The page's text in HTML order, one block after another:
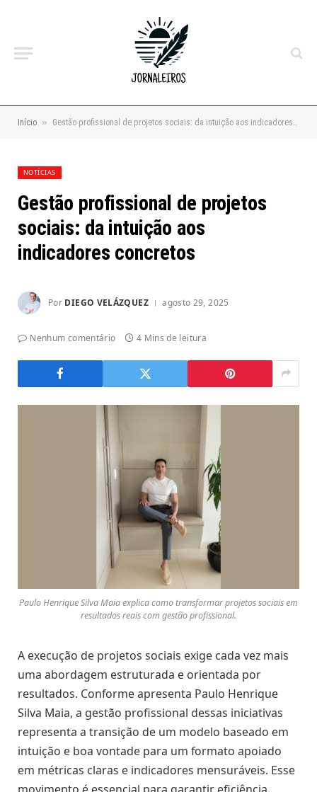
Início » Gestão profissional de projetos sociais: da intuição aos indicadores concretos
NOTÍCIAS
Gestão profissional de projetos
sociais: da intuição aos
indicadores concretos
Por DIEGO VELÁZQUEZ agosto 29, 2025
Nenhum comentário 4 Mins de leitura
Paulo Henrique Silva Maia explica como transformar projetos sociais em
resultados reais com gestão profissional.
A execução de projetos sociais exige cada vez mais
uma abordagem estruturada e orientada por
resultados. Conforme apresenta Paulo Henrique
Silva Maia, a gestão profissional dessas iniciativas
representa a transição de um modelo baseado em
intuição e boa vontade para um formato apoiado
em métricas claras e indicadores mensuráveis. Esse